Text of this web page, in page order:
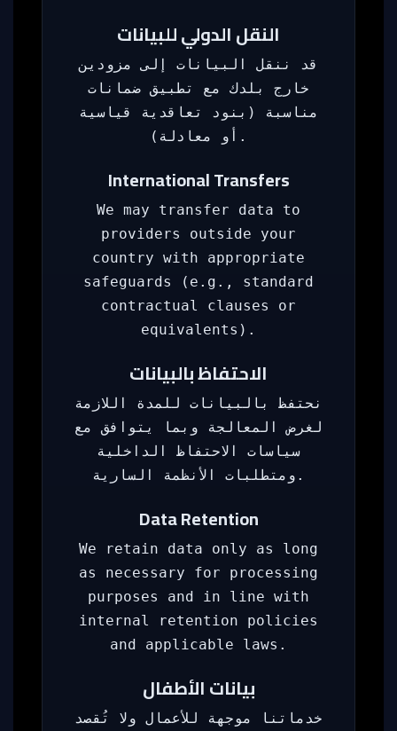
النقل الدولي للبيانات
قد ننقل البيانات إلى مزودين
خارج بلدك مع تطبيق ضمانات
مناسبة (بنود تعاقدية قياسية
أو معادلة).
International Transfers
We may transfer data to
providers outside your
country with appropriate
safeguards (e.g., standard
contractual clauses or
equivalents).
الاحتفاظ بالبيانات
نحتفظ بالبيانات للمدة اللازمة
لغرض المعالجة وبما يتوافق مع
سياسات الاحتفاظ الداخلية
ومتطلبات الأنظمة السارية.
Data Retention
We retain data only as long
as necessary for processing
purposes and in line with
internal retention policies
and applicable laws.
بيانات الأطفال
خدماتنا موجهة للأعمال ولا تُقصد